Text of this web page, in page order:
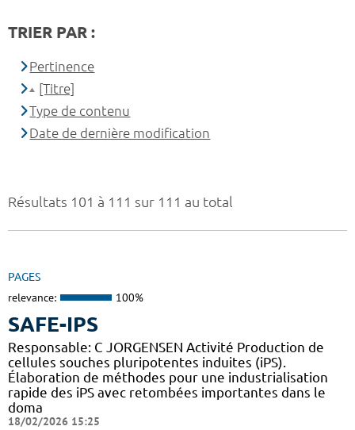
Résultats 101 à 111 sur 111 au total
PAGES
relevance: 100%
SAFE-IPS
Responsable: C JORGENSEN Activité Production de
cellules souches pluripotentes induites (iPS).
Élaboration de méthodes pour une industrialisation
rapide des iPS avec retombées importantes dans le
doma
18/02/2026 15:25
TRIER PAR :
Pertinence
[Titre]
Type de contenu
Date de dernière modification